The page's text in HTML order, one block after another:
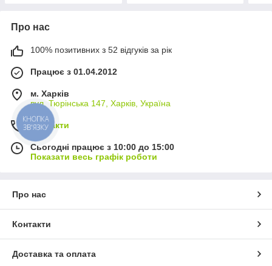
Про нас
100% позитивних з 52 відгуків за рік
Працює з 01.04.2012
м. Харків
вул. Тюрінська 147, Харків, Україна
Контакти
Сьогодні працює з 10:00 до 15:00
Показати весь графік роботи
Про нас
Контакти
Доставка та оплата
КНОПКА
ЗВ'ЯЗКУ